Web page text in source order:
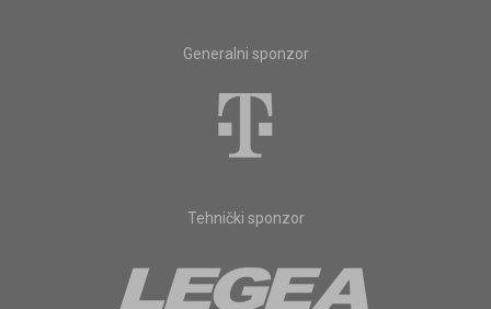
Generalni sponzor
Tehnički sponzor